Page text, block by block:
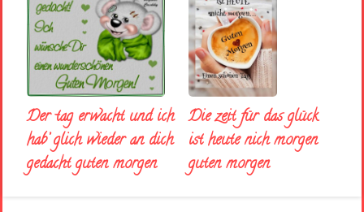
Der tag erwacht und ich
hab’ glich wieder an dich
gedacht guten morgen
Die zeit für das glück
ist heute nich morgen
guten morgen